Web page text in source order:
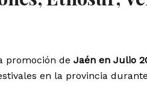
promoción de Jaén en Julio
en la provincia